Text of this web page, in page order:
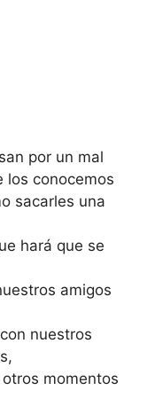
por un mal
los conocemos
sacarles una
hará que se
amigos
nuestros
momentos